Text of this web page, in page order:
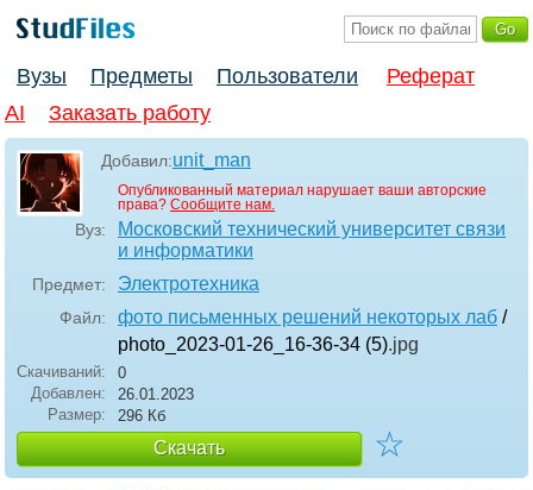
Вузы Предметы Пользователи
Реферат
AI
Заказать работу
Добавил:unit_man
Опубликованный материал нарушает ваши авторские
права? Сообщите нам.
Вуз:
Московский технический университет связи
и информатики
Предмет: Электротехника
Файл: фото письменных решений некоторых лаб /
photo_2023-01-26_16-36-34 (5).jpg
Скачиваний:
0
Добавлен:
26.01.2023
Размер:
296 Кб
Скачать ☆